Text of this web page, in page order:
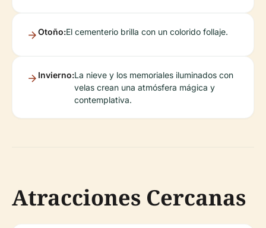
Otoño:El cementerio brilla con un colorido follaje.
Invierno:La nieve y los memoriales iluminados con
velas crean una atmósfera mágica y
contemplativa.
Atracciones Cercanas